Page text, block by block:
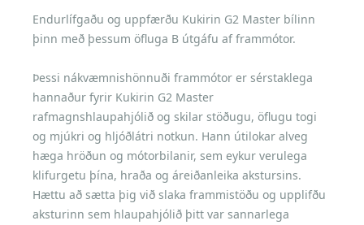
Endurlífgaðu og uppfærðu Kukirin G2 Master bílinn
þinn með þessum öfluga B útgáfu af frammótor.
Þessi nákvæmnishönnuði frammótor er sérstaklega
hannaður fyrir Kukirin G2 Master
rafmagnshlaupahjólið og skilar stöðugu, öflugu togi
og mjúkri og hljóðlátri notkun. Hann útilokar alveg
hæga hröðun og mótorbilanir, sem eykur verulega
klifurgetu þína, hraða og áreiðanleika akstursins.
Hættu að sætta þig við slaka frammistöðu og upplifðu
aksturinn sem hlaupahjólið þitt var sannarlega